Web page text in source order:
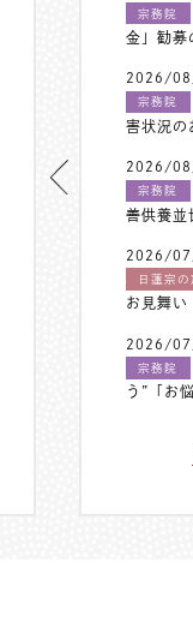
宗務院
金」勧募
2026/
宗務院
害状況の
2026/
宗務院
善供養並
2026/
日蓮宗の
お見舞い
2026/
宗務院
う”「お